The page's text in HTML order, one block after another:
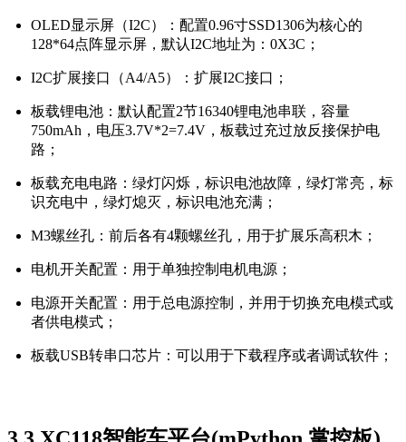
OLED显示屏（I2C）：配置0.96寸SSD1306为核心的
128*64点阵显示屏，默认I2C地址为：0X3C；
I2C扩展接口（A4/A5）：扩展I2C接口；
板载锂电池：默认配置2节16340锂电池串联，容量
750mAh，电压3.7V*2=7.4V，板载过充过放反接保护电
路；
板载充电电路：绿灯闪烁，标识电池故障，绿灯常亮，标
识充电中，绿灯熄灭，标识电池充满；
M3螺丝孔：前后各有4颗螺丝孔，用于扩展乐高积木；
电机开关配置：用于单独控制电机电源；
电源开关配置：用于总电源控制，并用于切换充电模式或
者供电模式；
板载USB转串口芯片：可以用于下载程序或者调试软件；